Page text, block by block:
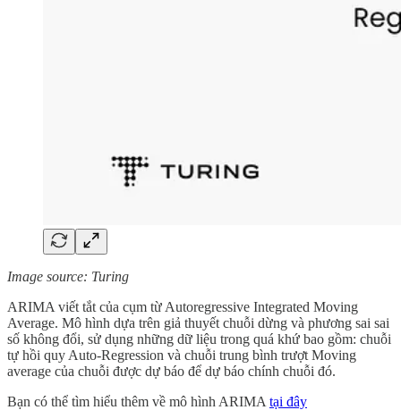
Image source: Turing
ARIMA viết tắt của cụm từ Autoregressive Integrated Moving
Average. Mô hình dựa trên giả thuyết chuỗi dừng và phương sai sai
số không đổi, sử dụng những dữ liệu trong quá khứ bao gồm: chuỗi
tự hồi quy Auto-Regression và chuỗi trung bình trượt Moving
average của chuỗi được dự báo để dự báo chính chuỗi đó.
Bạn có thể tìm hiểu thêm về mô hình ARIMA tại đây